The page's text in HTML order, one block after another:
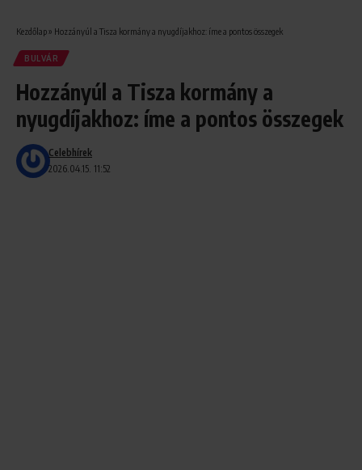
Kezdőlap» Hozzányúl a Tisza kormány a nyugdíjakhoz: íme a pontos összegek
BULVÁR
Hozzányúl a Tisza kormány a
nyugdíjakhoz: íme a pontos összegek
2026.04.15. 11:52
Celebhírek